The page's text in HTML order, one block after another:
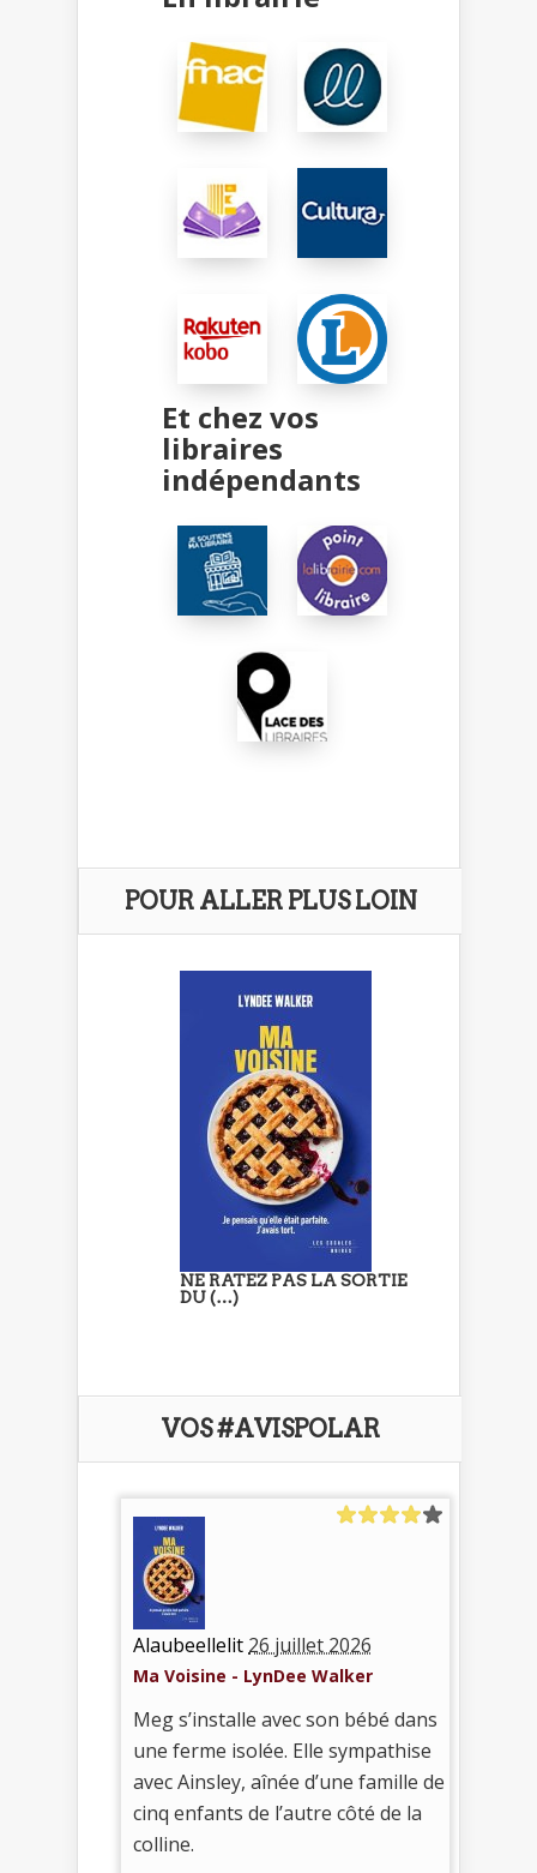
Et chez vos
libraires
indépendants
POUR ALLER PLUS LOIN
NE RATEZ PAS LA SORTIE
DU (…)
VOS #AVISPOLAR
Alaubeellelit 26 juillet 2026
Ma Voisine - LynDee Walker
Meg s’installe avec son bébé dans
une ferme isolée. Elle sympathise
avec Ainsley, aînée d’une famille de
cinq enfants de l’autre côté de la
colline.